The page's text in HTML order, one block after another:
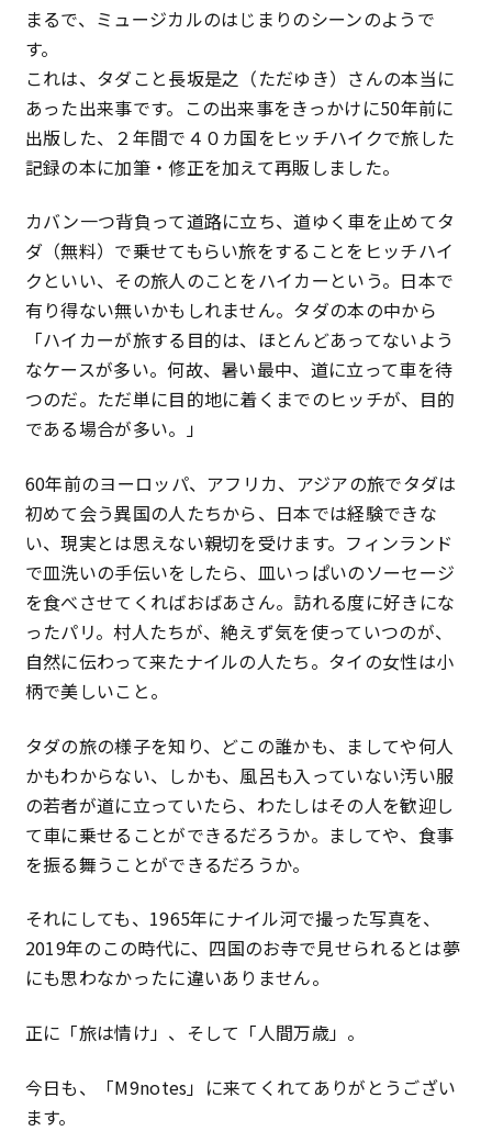
まるで、ミュージカルのはじまりのシーンのようで
す。
これは、タダこと長坂是之（ただゆき）さんの本当に
あった出来事です。この出来事をきっかけに50年前に
出版した、２年間で４０カ国をヒッチハイクで旅した
記録の本に加筆・修正を加えて再販しました。
カバン一つ背負って道路に立ち、道ゆく車を止めてタ
ダ（無料）で乗せてもらい旅をすることをヒッチハイ
クといい、その旅人のことをハイカーという。日本で
有り得ない無いかもしれません。タダの本の中から
「ハイカーが旅する目的は、ほとんどあってないよう
なケースが多い。何故、暑い最中、道に立って車を待
つのだ。ただ単に目的地に着くまでのヒッチが、目的
である場合が多い。」
60年前のヨーロッパ、アフリカ、アジアの旅でタダは
初めて会う異国の人たちから、日本では経験できな
い、現実とは思えない親切を受けます。フィンランド
で皿洗いの手伝いをしたら、皿いっぱいのソーセージ
を食べさせてくればおばあさん。訪れる度に好きにな
ったパリ。村人たちが、絶えず気を使っていつのが、
自然に伝わって来たナイルの人たち。タイの女性は小
柄で美しいこと。
タダの旅の様子を知り、どこの誰かも、ましてや何人
かもわからない、しかも、風呂も入っていない汚い服
の若者が道に立っていたら、わたしはその人を歓迎し
て車に乗せることができるだろうか。ましてや、食事
を振る舞うことができるだろうか。
それにしても、1965年にナイル河で撮った写真を、
2019年のこの時代に、四国のお寺で見せられるとは夢
にも思わなかったに違いありません。
正に「旅は情け」、そして「人間万歳」。
今日も、「M9notes」に来てくれてありがとうござい
ます。